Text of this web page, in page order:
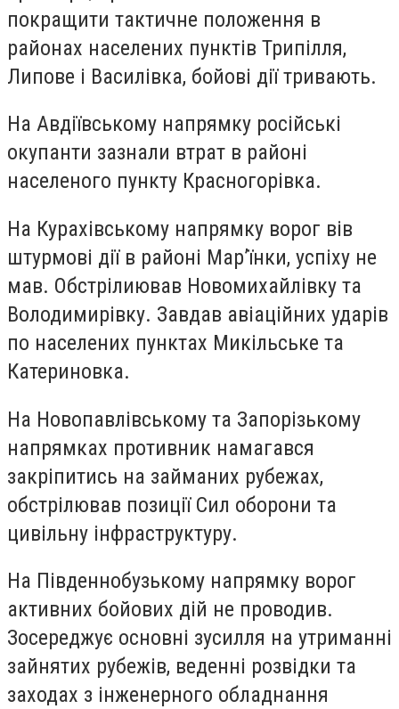
покращити тактичне положення в
районах населених пунктів Трипілля,
Липове і Василівка, бойові дії тривають.
На Авдіївському напрямку російські
окупанти зазнали втрат в районі
населеного пункту Красногорівка.
На Курахівському напрямку ворог вів
штурмові дії в районі Мар’їнки, успіху не
мав. Обстрілиював Новомихайлівку та
Володимирівку. Завдав авіаційних ударів
по населених пунктах Микільське та
Катериновка.
На Новопавлівському та Запорізькому
напрямках противник намагався
закріпитись на займаних рубежах,
обстрілював позиції Сил оборони та
цивільну інфраструктуру.
На Південнобузькому напрямку ворог
активних бойових дій не проводив.
Зосереджує основні зусилля на утриманні
зайнятих рубежів, веденні розвідки та
заходах з інженерного обладнання